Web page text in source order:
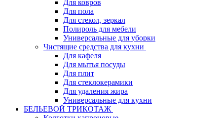
Для ковров
Для пола
Для стекол, зеркал
Полироль для мебели
Универсальные для уборки
Чистящие средства для кухни
Для кафеля
Для мытья посуды
Для плит
Для стеклокерамики
Для удаления жира
Универсальные для кухни
БЕЛЬЕВОЙ ТРИКОТАЖ